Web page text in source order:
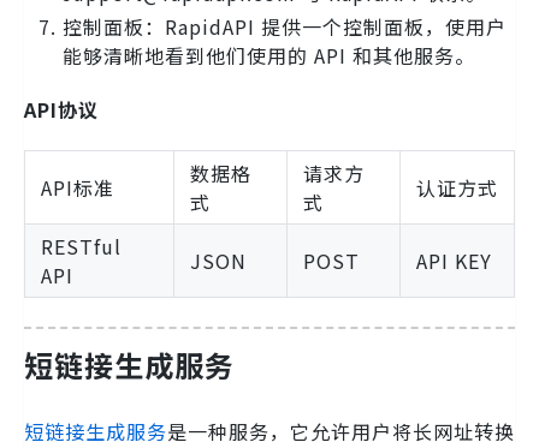
控制面板：RapidAPI 提供一个控制面板，使用户
能够清晰地看到他们使用的 API 和其他服务。
API协议
API标准
数据格
式
请求方
式
认证方式
RESTful
API
JSON POST API KEY
短链接生成服务
短链接生成服务是一种服务，它允许用户将长网址转换